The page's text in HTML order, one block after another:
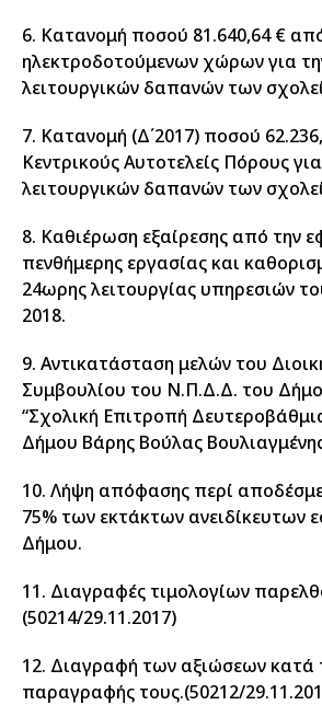
6. Κατανομή ποσού 81.640,64 €
ηλεκτροδοτούμενων χώρων για
λειτουργικών δαπανών των
7. Κατανομή (Δ΄2017) ποσού
Κεντρικούς Αυτοτελείς Πόρους
λειτουργικών δαπανών των
8. Καθιέρωση εξαίρεσης από την
πενθήμερης εργασίας και
24ωρης λειτουργίας υπηρεσιών
2018.
9. Αντικατάσταση μελών του
Συμβουλίου του Ν.Π.Δ.Δ. του
“Σχολική Επιτροπή
Δήμου Βάρης Βούλας
10. Λήψη απόφασης περί
75% των εκτάκτων ανειδίκευτων
Δήμου.
11. Διαγραφές τιμολογίων
(50214/29.11.2017)
12. Διαγραφή των αξιώσεων
παραγραφής τους.(50212/